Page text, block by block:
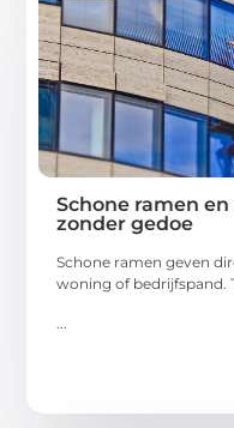
Schone ramen
zonder gedoe
Schone ramen geven
woning of bedrijfspand.